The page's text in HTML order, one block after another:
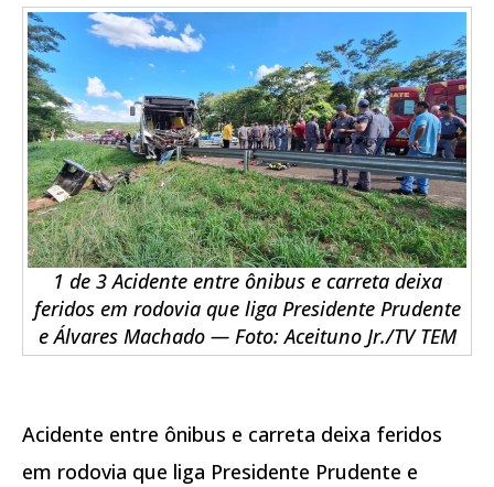
1 de 3 Acidente entre ônibus e carreta deixa
feridos em rodovia que liga Presidente Prudente
e Álvares Machado — Foto: Aceituno Jr./TV TEM
Acidente entre ônibus e carreta deixa feridos
em rodovia que liga Presidente Prudente e